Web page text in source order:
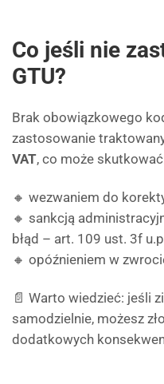
Co jeśli nie
GTU?
Brak obowiązkowego
zastosowanie
VAT, co może
🔸 wezwaniem do
🔸 sankcją
błąd – art. 109 ust. 3f
🔸 opóźnieniem w
📄 Warto wiedzieć: jeśli
samodzielnie, możesz
dodatkowych